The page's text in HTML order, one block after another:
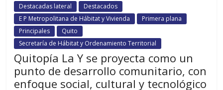
Destacadas lateral
Destacados
E P Metropolitana de Hábitat y Vivienda
Primera plana
Principales
Quito
Secretaría de Hábitat y Ordenamiento Territorial
Quitopía La Y se proyecta como un
punto de desarrollo comunitario, con
enfoque social, cultural y tecnológico